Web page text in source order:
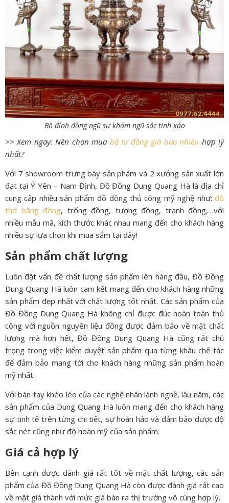
Bộ đỉnh đồng ngũ sự khảm ngũ sắc tinh xảo
>> Xem ngay: Nên chọn mua bộ lư đồng giá bao nhiêu hợp lý
nhất?
Với 7 showroom trưng bày sản phẩm và 2 xưởng sản xuất lớn
đạt tại Ý Yên – Nam Định, Đồ Đồng Dung Quang Hà là địa chỉ
cung cấp nhiều sản phẩm đồ đồng thủ công mỹ nghệ như: đồ
thờ bằng đồng, trống đồng, tượng đồng, tranh đồng,…với
nhiều mẫu mã, kích thước khác nhau mang đến cho khách hàng
nhiều sự lựa chọn khi mua sắm tại đây!
Sản phẩm chất lượng
Luôn đặt vấn đề chất lượng sản phẩm lên hàng đầu, Đồ Đồng
Dung Quang Hà luôn cam kết mang đến cho khách hàng những
sản phẩm đẹp nhất với chất lượng tốt nhất. Các sản phẩm của
Đồ Đồng Dung Quang Hà không chỉ được đúc hoàn toàn thủ
công với nguồn nguyên liệu đồng được đảm bảo về mặt chất
lượng mà hơn hết, Đồ Đồng Dung Quang Hà cũng rất chú
trọng trong việc kiểm duyệt sản phẩm qua từng khâu chế tác
để đảm bảo mang tới cho khách hàng những sản phẩm hoàn
mỹ nhất.
Với bàn tay khéo léo của các nghệ nhân lành nghề, lâu năm, các
sản phẩm của Dung Quang Hà luôn mang đến cho khách hàng
sự tinh tế trên từng chi tiết, sự hoàn hảo và đảm bảo được độ
sắc nét cũng như độ hoàn mỹ của sản phẩm.
Giá cả hợp lý
Bên cạnh được đánh giá rất tốt về mặt chất lượng, các sản
phẩm của Đồ Đồng Dung Quang Hà còn được đánh giá rất cao
về mặt giá thành với mức giá bán ra thị trường vô cùng hợp lý.